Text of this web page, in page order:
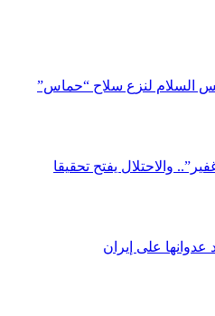
السلام لنزع سلاح “حماس”
والاحتلال يفتح تحقيقا
عدوانها على إيران